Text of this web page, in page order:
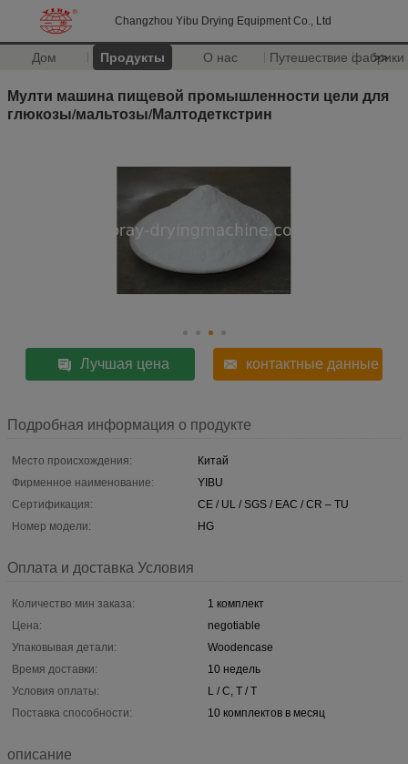
Changzhou Yibu Drying Equipment Co., Ltd
Дом Продукты О нас Путешествие фабрики
>>
Мулти машина пищевой промышленности цели для
глюкозы/мальтозы/Малтодеткстрин
Лучшая цена контактные данные
Подробная информация о продукте
Место происхождения:
Китай
Фирменное наименование:
YIBU
Сертификация:
CE / UL / SGS / EAC / CR – TU
Номер модели:
HG
Оплата и доставка Условия
Количество мин заказа:
1 комплект
Цена:
negotiable
Упаковывая детали:
Woodencase
Время доставки:
10 недель
Условия оплаты:
L / C, T / T
Поставка способности:
10 комплектов в месяц
описание